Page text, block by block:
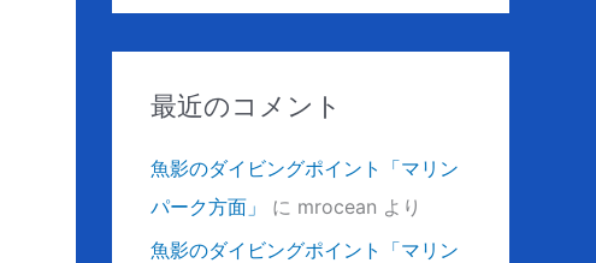
最近のコメント
魚影のダイビングポイント「マリン
パーク方面」
に mrocean より
魚影のダイビングポイント「マリン